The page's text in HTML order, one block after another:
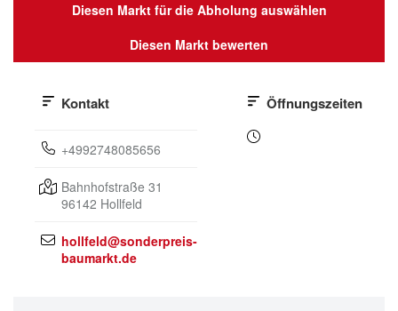
Diesen Markt für die Abholung auswählen
Diesen Markt bewerten
Öffnungszeiten
Kontakt
+4992748085656
Bahnhofstraße 31
96142 Hollfeld
hollfeld@sonderpreis-
baumarkt.de